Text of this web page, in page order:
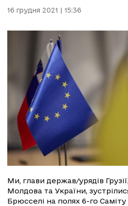
16 грудня 2021 | 15:36
Ми, глави держав/урядів
Молдова та України,
Брюсселі на полях 6-го Саміту